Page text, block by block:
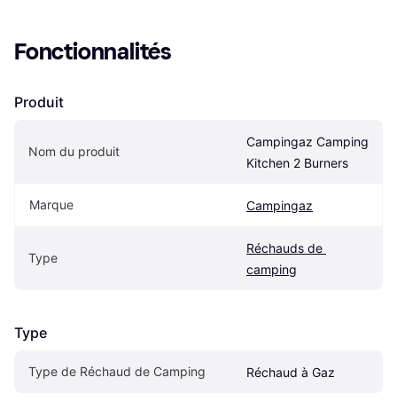
Fonctionnalités
Produit
Nom du produit
Campingaz Camping
Kitchen 2 Burners
Marque Campingaz
Type
Réchauds de
camping
Type
Type de Réchaud de Camping Réchaud à Gaz